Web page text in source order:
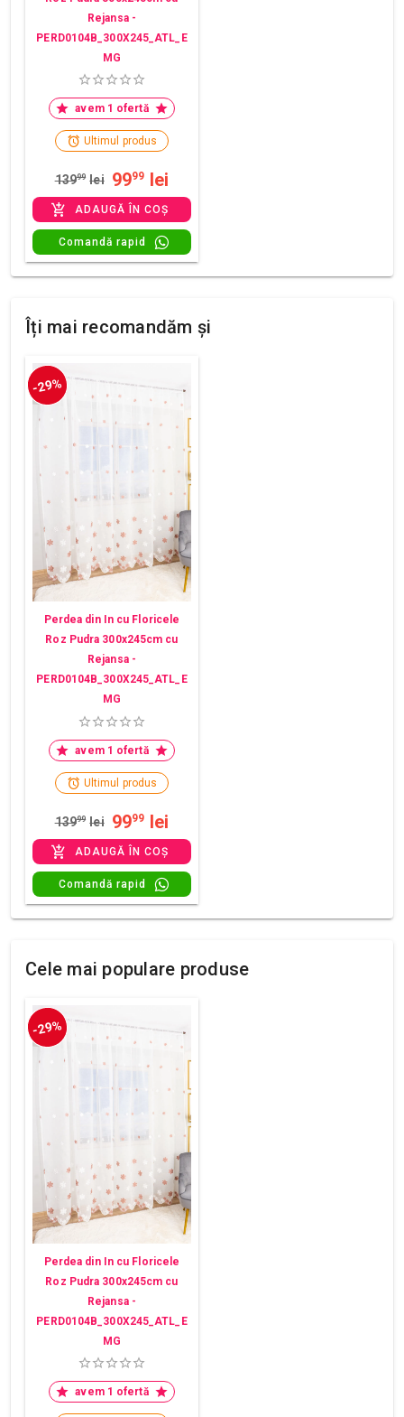
Rejansa -
PERD0104B_300X245_ATL_E
MG
avem 1 ofertă
Ultimul produs
13999 lei 9999 lei
ADAUGĂ ÎN COȘ
Comandă rapid
Îți mai recomandăm și
-29%
Perdea din In cu Floricele
Roz Pudra 300x245cm cu
Rejansa -
PERD0104B_300X245_ATL_E
MG
avem 1 ofertă
Ultimul produs
13999 lei 9999 lei
ADAUGĂ ÎN COȘ
Comandă rapid
Cele mai populare produse
-29%
Perdea din In cu Floricele
Roz Pudra 300x245cm cu
Rejansa -
PERD0104B_300X245_ATL_E
MG
avem 1 ofertă